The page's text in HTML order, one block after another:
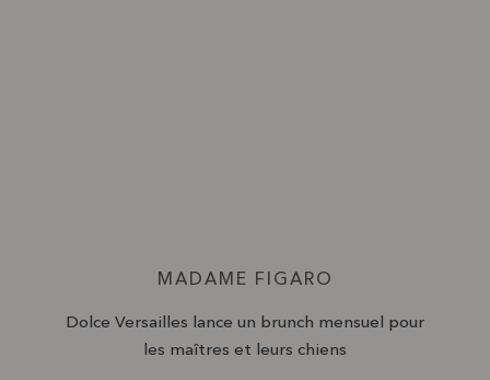
MADAME FIGARO
Dolce Versailles lance un brunch mensuel pour
les maîtres et leurs chiens